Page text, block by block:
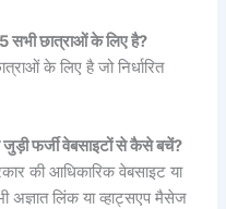
सभीछात्राओंकेलिएहै?
के लिए है जो निर्धारित
जुड़ीफर्जीवेबसाइटोंसेकैसेबचें?
की आधिकारिक वेबसाइट या
अज्ञात लिंक या व्हाट्सएप मैसेज